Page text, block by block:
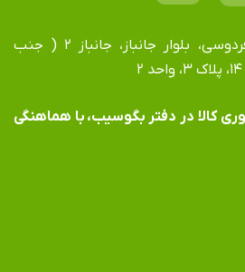
آدرس دفتر: مشهد، بلوار فردوسی، بلوار جانباز، جانباز ۲ ( جنب
کالا در دفتر بگوسیب، با هماهنگی